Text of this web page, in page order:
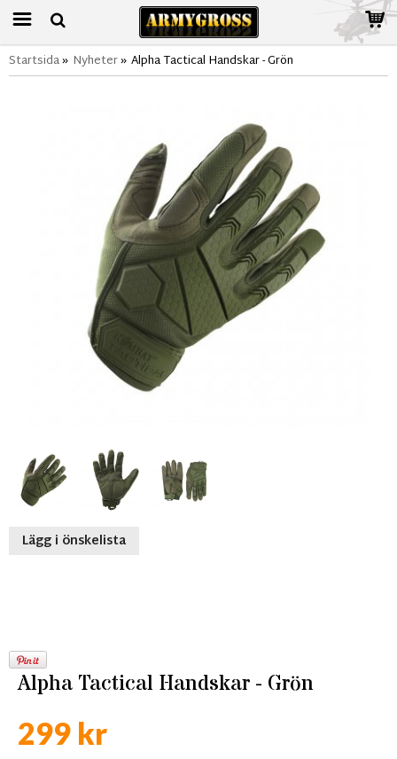
Startsida» Nyheter» Alpha Tactical Handskar - Grön
Lägg i önskelista
Alpha Tactical Handskar - Grön
299 kr